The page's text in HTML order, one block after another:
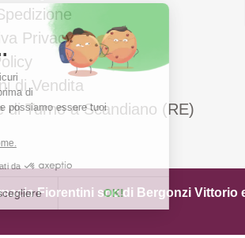
Privacy
di Vendita
di Turno a Scandiano (RE)
Fiorentini snc di Bergonzi Vittorio